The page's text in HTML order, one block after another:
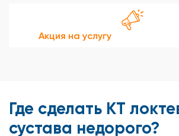
Акция на услугу
Где сделать КТ
сустава недорого?